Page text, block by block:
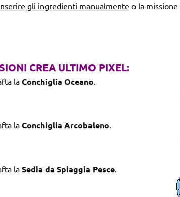
gli ingredienti manualmente o la missione
CREA ULTIMO PIXEL:
la Conchiglia Oceano.
la Conchiglia Arcobaleno.
la Sedia da Spiaggia Pesce.